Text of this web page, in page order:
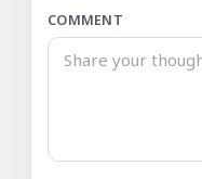
COMMENT